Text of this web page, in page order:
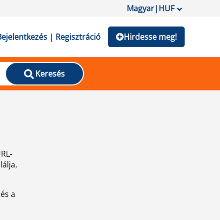
Magyar|HUF
| Regisztráció Hirdesse meg!
Keresés
a